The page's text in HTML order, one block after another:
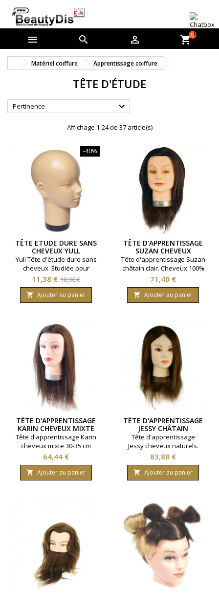
   shopping_cart0
Matériel coiffure Apprentissage coiffure
TÊTE D'ÉTUDE
Pertinence 
Affichage 1-24 de 37 article(s)
-40%
TÊTE ETUDE DURE SANS
CHEVEUX YULL
Yull Tête d'étude dure sans
cheveux. Étudiée pour
supporter tous les masques
de notre collection
Prix
11,38 € Prix
de
base
18,96 €
 Ajouter au panier
TÊTE D'APPRENTISSAGE
SUZAN CHEVEUX
NATURELS
Tête d'apprentissage Suzan
châtain clair. Cheveux 100%
naturels. Longueur 30 à 35
centimètres.
Prix
71,40 €
 Ajouter au panier
TÊTE D'APPRENTISSAGE
KARIN CHEVEUX MIXTE
Tête d'apprentissage Karin
cheveux mixte 30-35 cm
Prix
64,44 €
 Ajouter au panier
TÊTE D'APPRENTISSAGE
JESSY CHÂTAIN
Tête d'apprentissage
Jessy cheveux naturels.
Densité standard. Longueur
de cheveux 30/35 cm. Coloris
Chatain.
Prix
83,88 €
 Ajouter au panier